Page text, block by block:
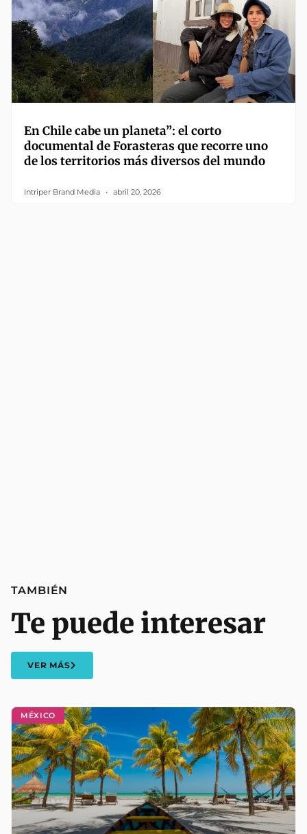
En Chile cabe un planeta”: el corto
documental de Forasteras que recorre uno
de los territorios más diversos del mundo
Intriper Brand Media abril 20, 2026
MÉXICO
TAMBIÉN
Te puede interesar
VER MÁS